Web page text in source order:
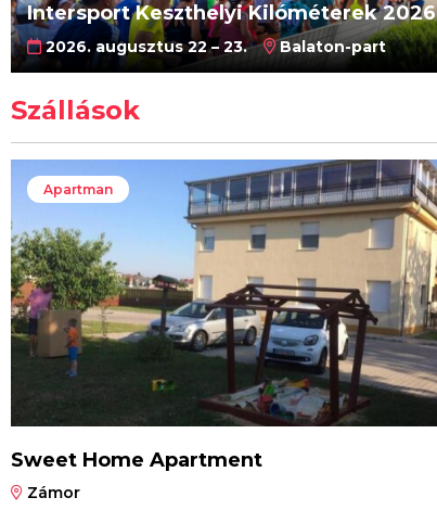
Intersport Keszthelyi Kilóméterek 2026
2026. augusztus 22 – 23. Balaton-part
Szállások
Apartman
Sweet Home Apartment
Zámor